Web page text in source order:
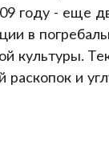
году - еще
в
культуры.
и